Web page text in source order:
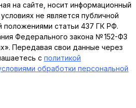
на сайте, носит информационный
не является публичной
статьи 437 ГК РФ.
Федерального закона № 152-ФЗ
Передавая свои данные через
с политикой
обработки персональной